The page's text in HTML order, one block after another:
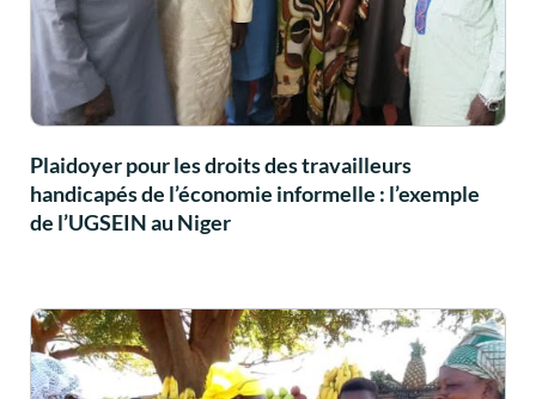
Plaidoyer pour les droits des travailleurs
handicapés de l’économie informelle : l’exemple
de l’UGSEIN au Niger